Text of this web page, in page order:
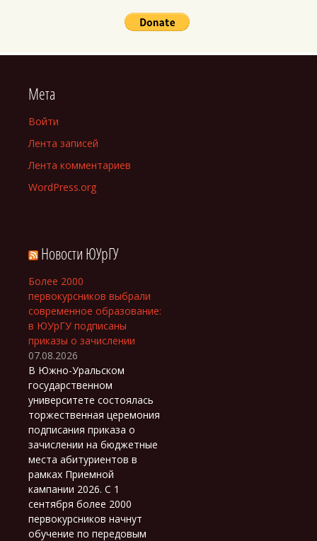
Мета
Войти
Лента записей
Лента комментариев
WordPress.org
Новости ЮУрГУ
Более 2000
первокурсников выбрали
современное образование:
в ЮУрГУ подписаны
приказы о зачислении
07.08.2026
В Южно-Уральском
государственном
университете состоялась
торжественная церемония
подписания приказа о
зачислении на бюджетные
места абитуриентов в
рамках Приемной
кампании 2026. С 1
сентября более 2000
первокурсников начнут
обучение по передовым